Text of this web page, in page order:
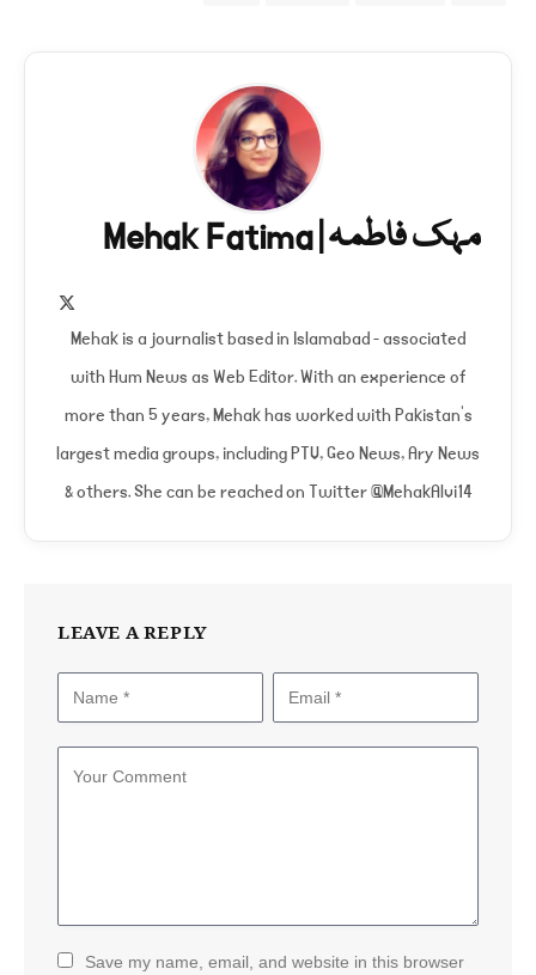
مہک فاطمہ | Mehak Fatima
Mehak is a journalist based in Islamabad - associated
with Hum News as Web Editor. With an experience of
more than 5 years, Mehak has worked with Pakistan's
largest media groups, including PTV, Geo News, Ary News
& others. She can be reached on Twitter @MehakAlvi14
LEAVE A REPLY
Save my name, email, and website in this browser